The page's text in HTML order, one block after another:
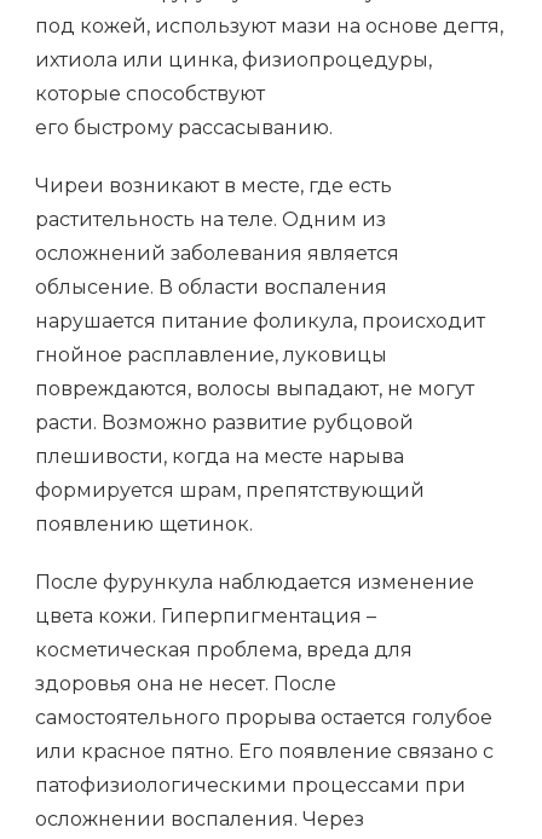
под кожей, используют мази на основе дегтя,
ихтиола или цинка, физиопроцедуры,
которые способствуют
его быстрому рассасыванию.
Чиреи возникают в месте, где есть
растительность на теле. Одним из
осложнений заболевания является
облысение. В области воспаления
нарушается питание фоликула, происходит
гнойное расплавление, луковицы
повреждаются, волосы выпадают, не могут
расти. Возможно развитие рубцовой
плешивости, когда на месте нарыва
формируется шрам, препятствующий
появлению щетинок.
После фурункула наблюдается изменение
цвета кожи. Гиперпигментация –
косметическая проблема, вреда для
здоровья она не несет. После
самостоятельного прорыва остается голубое
или красное пятно. Его появление связано с
патофизиологическими процессами при
осложнении воспаления. Через